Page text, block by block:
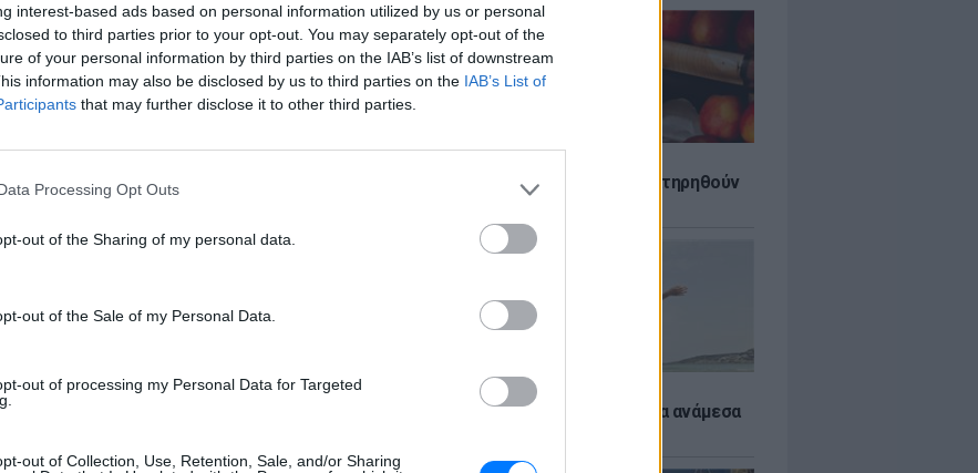
interest-based ads based on personal information utilized by us or personal
to third parties prior to your opt-out. You may separately opt-out of the
of your personal information by third parties on the IAB’s list of downstream
information may also be disclosed by us to third parties on the IAB’s List of
that may further disclose it to other third parties.
Processing Opt Outs
out of the Sharing of my personal data.
out of the Sale of my Personal Data.
out of processing my Personal Data for Targeted
out of Collection, Use, Retention, Sale, and/or Sharing
6 φρούτα που μπορουν να διατηρηθούν
Πώς να αποφύγεις το σύγκαμα ανάμεσα